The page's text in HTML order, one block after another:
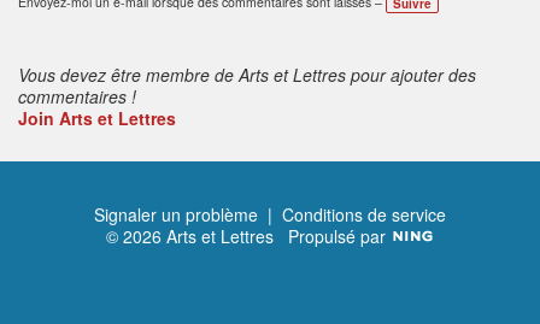
Suivre
Vous devez être membre de Arts et Lettres pour ajouter des
commentaires !
Join Arts et Lettres
Signaler un problème | Conditions de service
© 2026 Arts et Lettres Propulsé par